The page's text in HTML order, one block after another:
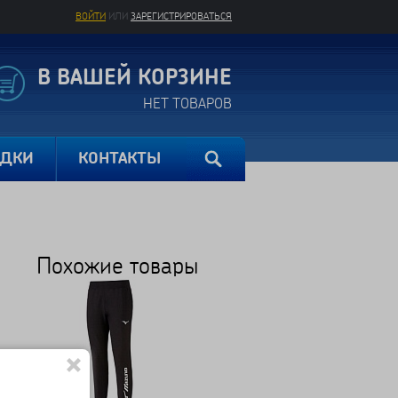
ВОЙТИ ИЛИ ЗАРЕГИСТРИРОВАТЬСЯ
В ВАШЕЙ КОРЗИНЕ
НЕТ ТОВАРОВ
КОНТАКТЫ
Похожие товары